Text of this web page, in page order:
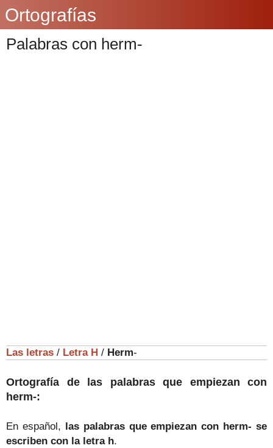
Ortografías
Palabras con herm-
Las letras / Letra H / Herm-
Ortografía de las palabras que empiezan con
herm-:
En español, las palabras que empiezan con herm- se
escriben con la letra h.